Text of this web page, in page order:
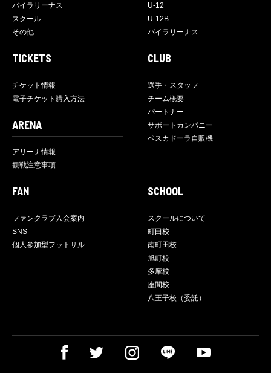
バイラリーナス
スクール
その他
U-12
U-12B
バイラリーナス
TICKETS
チケット情報
電子チケット購入方法
ARENA
アリーナ情報
観戦注意事項
CLUB
選手・スタッフ
チーム概要
パートナー
サポートカンパニー
ペスカドーラ自販機
FAN
ファンクラブ入会案内
SNS
個人参加型フットサル
SCHOOL
スクールについて
町田校
南町田校
旭町校
多摩校
座間校
八王子校（委託）